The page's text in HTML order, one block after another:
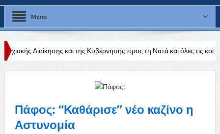
Menu
και της Κυβέρνησης προς τη Νατά και όλες τις κοινότητες της
Πάφος: “Καθάρισε” νέο καζίνο η
Αστυνομία